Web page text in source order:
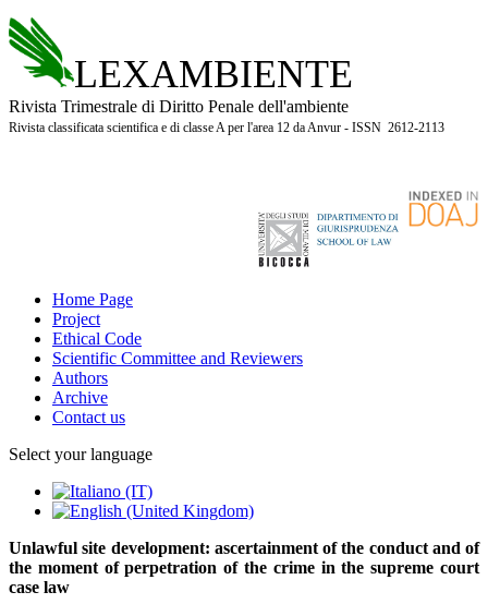
LEXAMBIENTE
Rivista Trimestrale di Diritto Penale dell'ambiente
Rivista classificata scientifica e di classe A per l'area 12 da Anvur - ISSN 2612-2113
Home Page
Project
Ethical Code
Scientific Committee and Reviewers
Authors
Archive
Contact us
Select your language
Unlawful site development: ascertainment of the conduct and of
the moment of perpetration of the crime in the supreme court
case law